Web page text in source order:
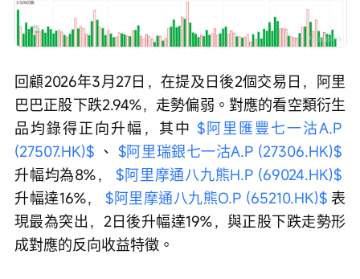
回顧2026年3月27日，在提及日後2個交易日，阿里
巴巴正股下跌2.94%，走勢偏弱。對應的看空類衍生
品均錄得正向升幅，其中 $阿里匯豐七一沽A.P
(27507.HK)$ 、 $阿里瑞銀七一沽A.P (27306.HK)$
升幅均為8%， $阿里摩通八九熊H.P (69024.HK)$
升幅達16%， $阿里摩通八九熊O.P (65210.HK)$ 表
現最為突出，2日後升幅達19%，與正股下跌走勢形
成對應的反向收益特徵。